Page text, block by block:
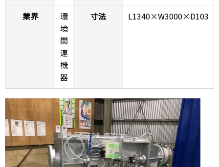
業界
環
境
関
連
機
器
寸法 L1340×W3000×D103